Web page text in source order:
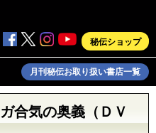
秘伝ショップ
月刊秘伝お取り扱い書店一覧
合気の奥義（ＤＶ